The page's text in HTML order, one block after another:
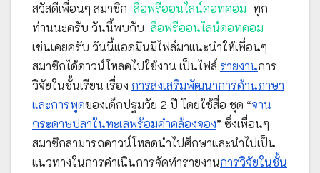
สวัสดีเพื่อนๆ สมาชิก สื่อฟรีออนไลน์ดอทคอม ทุก
ท่านนะครับ วันนี้พบกับ สื่อฟรีออนไลน์ดอทคอม
เช่นเคยครับ วันนี้แอดมินมีไฟล์มาแนะนำให้เพื่อนๆ
สมาชิกได้ดาวน์โหลดไปใช้งาน เป็นไฟล์ รายงานการ
วิจัยในชั้นเรียน เรื่อง การส่งเสริมพัฒนาการด้านภาษา
และการพูดของเด็กปฐมวัย 2 ปี โดยใช้สื่อ ชุด “จาน
กระดาษปลาในทะเลพร้อมคำคล้องจอง” ซึ่งเพื่อนๆ
สมาชิกสามารถดาวน์โหลดนำไปศึกษาและนำไปเป็น
แนวทางในการดำเนินการจัดทำรายงานการวิจัยในชั้น